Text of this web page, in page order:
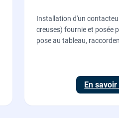
Installation d'un
creuses) fournie et posée
pose au tableau,
En